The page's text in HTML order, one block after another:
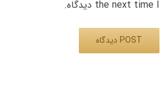
the next time I دیدگاه.